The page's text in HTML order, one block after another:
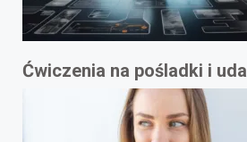
Ćwiczenia na pośladki i uda